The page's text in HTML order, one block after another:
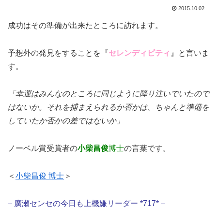
2015.10.02
成功はその準備が出来たところに訪れます。
予想外の発見をすることを『セレンディピティ 』と言いま
す。
「幸運はみんなのところに同じように降り注いでいたので
はないか。それを捕まえられるか否かは、ちゃんと準備を
していたか否かの差ではないか」
ノーベル賞受賞者の小柴昌俊博士の言葉です。
＜ 小柴昌俊 博士 ＞
– 廣瀬センセの今日も上機嫌リーダー *717* –